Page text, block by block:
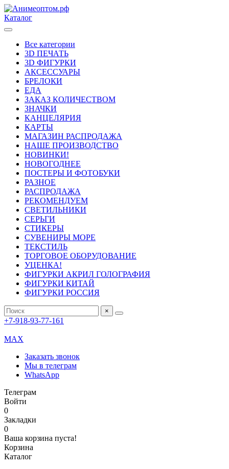
Каталог
Все категории
3D ПЕЧАТЬ
3D ФИГУРКИ
АКСЕССУАРЫ
БРЕЛОКИ
ЕДА
ЗАКАЗ КОЛИЧЕСТВОМ
ЗНАЧКИ
КАНЦЕЛЯРИЯ
КАРТЫ
МАГАЗИН РАСПРОДАЖА
НАШЕ ПРОИЗВОДСТВО
НОВИНКИ!
НОВОГОДНЕЕ
ПОСТЕРЫ И ФОТОБУКИ
РАЗНОЕ
РАСПРОДАЖА
РЕКОМЕНДУЕМ
СВЕТИЛЬНИКИ
СЕРЬГИ
СТИКЕРЫ
СУВЕНИРЫ МОРЕ
ТЕКСТИЛЬ
ТОРГОВОЕ ОБОРУДОВАНИЕ
УЦЕНКА!
ФИГУРКИ АКРИЛ ГОЛОГРАФИЯ
ФИГУРКИ КИТАЙ
ФИГУРКИ РОССИЯ
×
+7-918-93-77-161
MAX
Заказать звонок
Мы в телеграм
WhatsApp
Телеграм
Войти
0
Закладки
0
Ваша корзина пуста!
Корзина
Каталог